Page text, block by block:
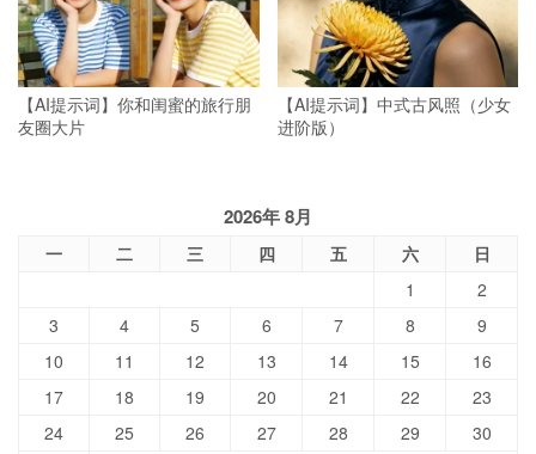
【AI提示词】你和闺蜜的旅行朋
友圈大片
【AI提示词】中式古风照（少女
进阶版）
2026年 8月
一 二 三 四 五 六
日
1
2
3
4 5 6 7 8
9
10
11 12 13 14 15
16
17
18 19 20 21 22
23
24
25 26 27 28 29
30